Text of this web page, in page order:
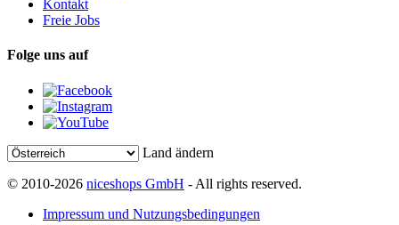
Kontakt
Freie Jobs
Folge uns auf
Land ändern
© 2010-2026 niceshops GmbH - All rights reserved.
Impressum und Nutzungsbedingungen